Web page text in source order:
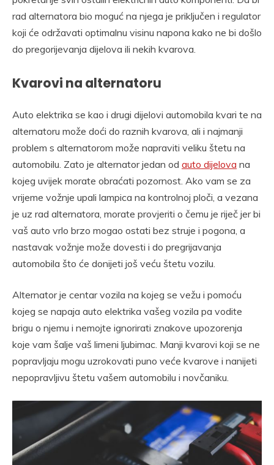
rad alternatora bio moguć na njega je priključen i regulator
koji će održavati optimalnu visinu napona kako ne bi došlo
do pregorijevanja dijelova ili nekih kvarova.
Kvarovi na alternatoru
Auto elektrika se kao i drugi dijelovi automobila kvari te na
alternatoru može doći do raznih kvarova, ali i najmanji
problem s alternatorom može napraviti veliku štetu na
automobilu. Zato je alternator jedan od auto dijelova na
kojeg uvijek morate obraćati pozornost. Ako vam se za
vrijeme vožnje upali lampica na kontrolnoj ploči, a vezana
je uz rad alternatora, morate provjeriti o čemu je riječ jer bi
vaš auto vrlo brzo mogao ostati bez struje i pogona, a
nastavak vožnje može dovesti i do pregrijavanja
automobila što će donijeti još veću štetu vozilu.
Alternator je centar vozila na kojeg se vežu i pomoću
kojeg se napaja auto elektrika vašeg vozila pa vodite
brigu o njemu i nemojte ignorirati znakove upozorenja
koje vam šalje vaš limeni ljubimac. Manji kvarovi koji se ne
popravljaju mogu uzrokovati puno veće kvarove i nanijeti
nepopravljivu štetu vašem automobilu i novčaniku.